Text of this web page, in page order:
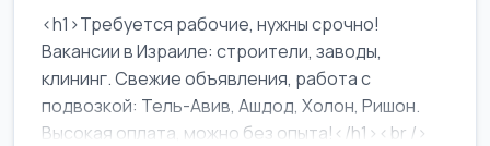
<h1>Требуется рабочие, нужны срочно!
Вакансии в Израиле: строители, заводы,
клининг. Свежие объявления, работа с
подвозкой: Тель-Авив, Ашдод, Холон, Ришон.
Высокая оплата, можно без опыта!</h1><br />